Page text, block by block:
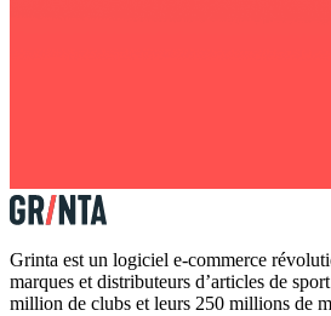
Grinta est un logiciel e-commerce
marques et distributeurs d’articles de
million de clubs et leurs 250 millions de